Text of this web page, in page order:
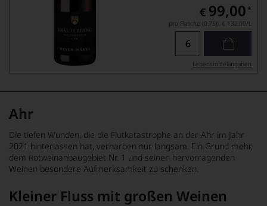
€ 99,00 *
pro Flasche (0.75l), € 132,00/L
Lebensmittel­angaben
Ahr
Die tiefen Wunden, die die Flutkatastrophe an der Ahr im Jahr
2021 hinterlassen hat, vernarben nur langsam. Ein Grund mehr,
dem Rotweinanbaugebiet Nr. 1 und seinen hervorragenden
Weinen besondere Aufmerksamkeit zu schenken.
Kleiner Fluss mit großen Weinen